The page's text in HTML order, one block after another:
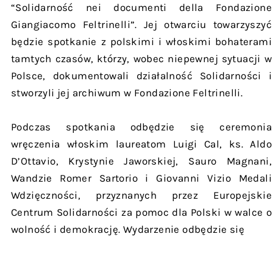
“Solidarność nei documenti della Fondazione
Giangiacomo Feltrinelli”. Jej otwarciu towarzyszyć
będzie spotkanie z polskimi i włoskimi bohaterami
tamtych czasów, którzy, wobec niepewnej sytuacji w
Polsce, dokumentowali działalność Solidarności i
stworzyli jej archiwum w Fondazione Feltrinelli.
Podczas spotkania odbędzie się ceremonia
wręczenia włoskim laureatom Luigi Cal, ks. Aldo
D’Ottavio, Krystynie Jaworskiej, Sauro Magnani,
Wandzie Romer Sartorio i Giovanni Vizio Medali
Wdzięczności, przyznanych przez Europejskie
Centrum Solidarności za pomoc dla Polski w walce o
wolność i demokrację. Wydarzenie odbędzie się